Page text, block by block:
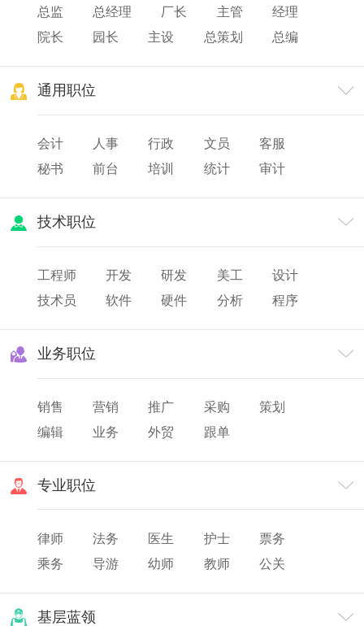
总监 总经理 厂长 主管
经理
院长
园长 主设 总策划
总编
通用职位
会计 人事 行政 文员
客服
秘书
前台 培训 统计
审计
技术职位
工程师 开发 研发 美工
设计
技术员
软件 硬件 分析 程序
业务职位
销售 营销 推广 采购
策划
编辑
业务 外贸 跟单
专业职位
律师 法务 医生 护士
票务
乘务
导游 幼师 教师
公关
基层蓝领